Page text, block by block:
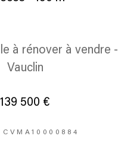
à rénover à vendre -
Vauclin
139 500 €
CVMA10000884